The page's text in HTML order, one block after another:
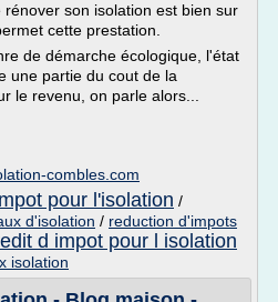
son isolation est bien sur
cette prestation.
de démarche écologique, l'état
une partie du cout de la
le revenu, on parle alors...
combles.com
pour l'isolation /
d'isolation / reduction d'impots
d impot pour l isolation
isolation